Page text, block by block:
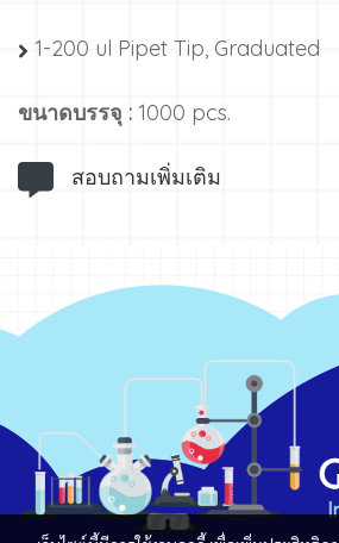
1-200 ul Pipet Tip, Graduated
ขนาดบรรจุ : 1000 pcs.
สอบถามเพิ่มเติม